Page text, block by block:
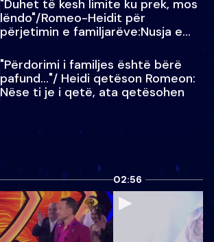
"Duhet të kesh limite ku prek, mos
lëndo"/Romeo-Heidit për
përjetimin e familjarëve:Nusja e
"Përdorimi i familjes është bërë
pafund…"/ Heidi qetëson Romeon:
Nëse ti je i qetë, ata qetësohen
02:56